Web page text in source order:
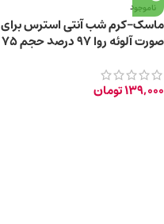
ناموجود
ماسک-کرم شب آنتی استرس برای
صورت آلوئه روا 97 درصد حجم 75
139,000تومان